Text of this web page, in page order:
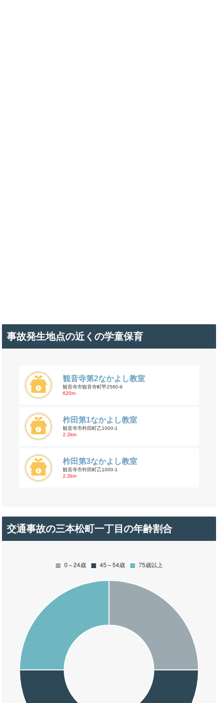
事故発生地点の近くの学童保育
観音寺第2なかよし教室
観音寺市観音寺町甲2580-9
620m
柞田第1なかよし教室
観音寺市柞田町乙1000-1
2.2km
柞田第3なかよし教室
観音寺市柞田町乙1000-1
2.2km
交通事故の三本松町一丁目の年齢割合